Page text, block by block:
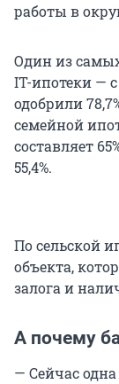
работы в
Один из
IT-ипотеки —
одобрили
семейной
составляет
55,4%.
По сельской
объекта,
залога и
А почему
— Сейчас